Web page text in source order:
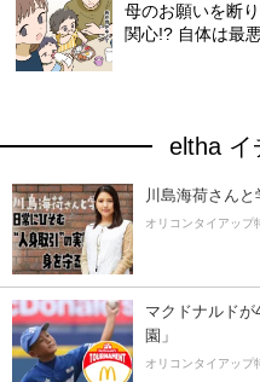
母のお願いを断
関心!? 自体は最
eltha イ
川島海荷さんと
オリコンタイアップ
マクドナルド
園」
オリコンタイアップ